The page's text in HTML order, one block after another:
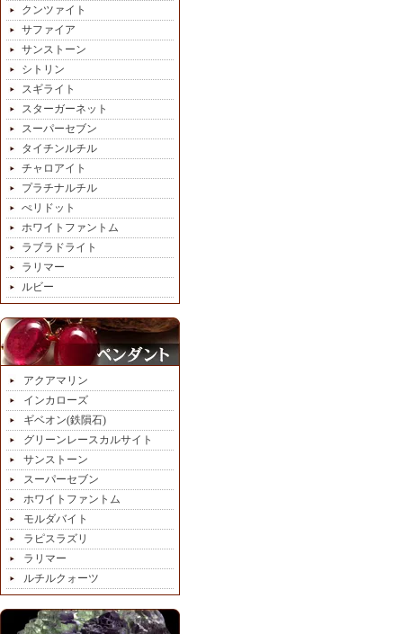
クンツァイト
サファイア
サンストーン
シトリン
スギライト
スターガーネット
スーパーセブン
タイチンルチル
チャロアイト
プラチナルチル
ぺリドット
ホワイトファントム
ラブラドライト
ラリマー
ルビー
アクアマリン
インカローズ
ギベオン(鉄隕石)
グリーンレースカルサイト
サンストーン
スーパーセブン
ホワイトファントム
モルダバイト
ラピスラズリ
ラリマー
ルチルクォーツ